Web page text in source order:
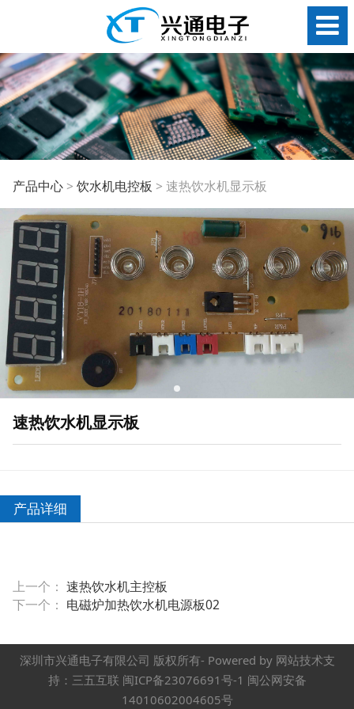
速热饮水机显示板
产品中心> 饮水机电控板 > 速热饮水机显示板
速热饮水机显示板
产品详细
上一个： 速热饮水机主控板
下一个： 电磁炉加热饮水机电源板02
深圳市兴通电子有限公司 版权所有- Powered by 网站技术支
持：三五互联 闽ICP备23076691号-1 闽公网安备
14010602004605号